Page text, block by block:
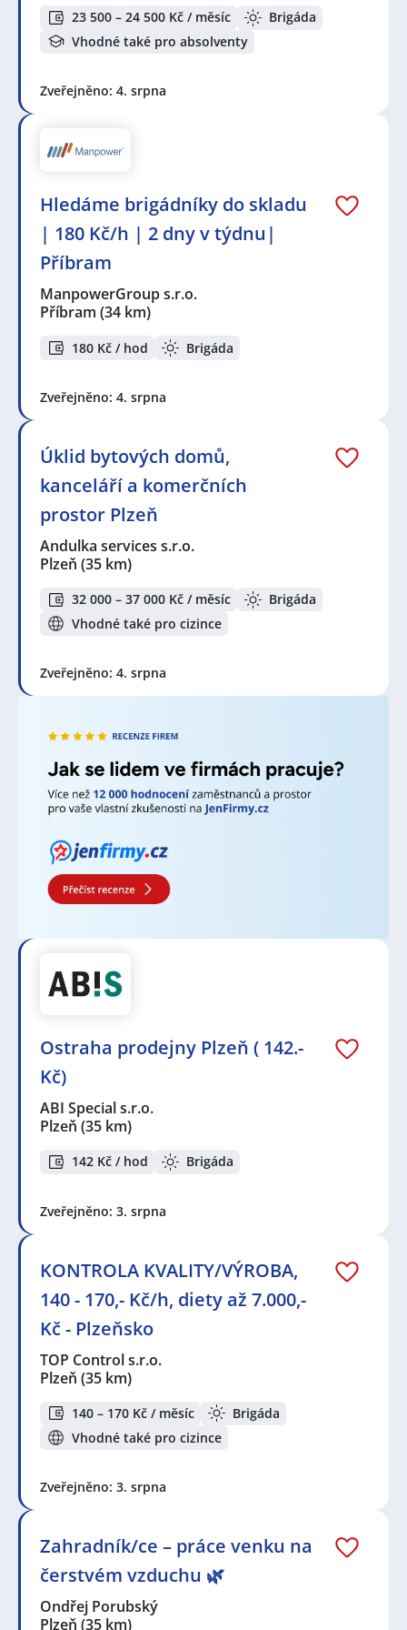
services s.r.o., ManpowerGroup s.r.o.,ABI Special
s.r.o.,TOP Control s.r.o. Ondřej Porubský
Správná databáze s.r.o. ,Lidl Česká republika s.r.o.
Seznam lokalit v zobrazených inzerátech:
Celá ČR,Plzeň ,Příbram
23 500 – 24 500 Kč / měsíc
Brigáda
Vhodné také pro absolventy
Zveřejněno: 4. srpna
Hledáme brigádníky do skladu
| 180 Kč/h | 2 dny v týdnu|
Příbram
ManpowerGroup s.r.o.
Příbram (34 km)
180 Kč / hod Brigáda
Zveřejněno: 4. srpna
Úklid bytových domů,
kanceláří a komerčních
prostor Plzeň
Andulka services s.r.o.
Plzeň (35 km)
32 000 – 37 000 Kč / měsíc
Brigáda
Vhodné také pro cizince
Zveřejněno: 4. srpna
Ostraha prodejny Plzeň ( 142.-
Kč)
ABI Special s.r.o.
Plzeň (35 km)
142 Kč / hod Brigáda
Zveřejněno: 3. srpna
KONTROLA KVALITY/VÝROBA,
140 - 170,- Kč/h, diety až 7.000,-
Kč - Plzeňsko
TOP Control s.r.o.
Plzeň (35 km)
140 – 170 Kč / měsíc
Brigáda
Vhodné také pro cizince
Zveřejněno: 3. srpna
Zahradník/ce – práce venku na
čerstvém vzduchu 🌿
Ondřej Porubský
Plzeň (35 km)